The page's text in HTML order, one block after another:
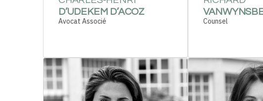
D’UDEKEM D’ACOZ
Avocat Associé Counsel